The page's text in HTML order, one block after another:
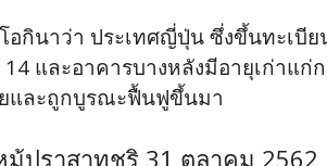
โอกินาว่า ประเทศญี่ปุ่น ซึ่งขึ้นทะเ
และอาคารบางหลังมีอายุเก่าแ
และถูกบูรณะฟื้นฟูขึ้นมา
ปราสาทชูริ 31 ตุลาคม 2562